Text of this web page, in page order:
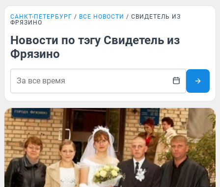
САНКТ-ПЕТЕРБУРГ ВСЕ НОВОСТИ
СВИДЕТЕЛЬ ИЗ
ФРЯЗИНО
Новости по тэгу Свидетель из
Фрязино